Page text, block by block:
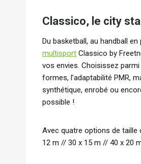
Classico, le city
Du basketball, au handball
multisport Classico by
vos envies. Choisissez
formes, l’adaptabilité PMR,
synthétique, enrobé ou
possible !
Avec quatre options de
12 m // 30 x 15 m // 40 x 20